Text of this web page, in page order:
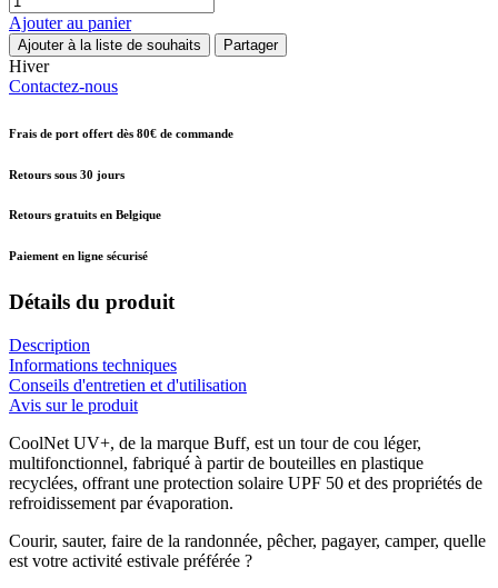
Ajouter au panier
Ajouter à la liste de souhaits Partager
Hiver
Contactez-nous
Frais de port offert dès 80€ de commande
Retours sous 30 jours
Retours gratuits en Belgique
Paiement en ligne sécurisé
Détails du produit
Description
Informations techniques
Conseils d'entretien et d'utilisation
Avis sur le produit
CoolNet UV+, de la marque Buff, est un tour de cou léger,
multifonctionnel, fabriqué à partir de bouteilles en plastique
recyclées, offrant une protection solaire UPF 50 et des propriétés de
refroidissement par évaporation.
Courir, sauter, faire de la randonnée, pêcher, pagayer, camper, quelle
est votre activité estivale préférée ?